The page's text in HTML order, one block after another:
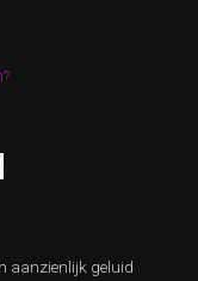
aanzienlijk geluid